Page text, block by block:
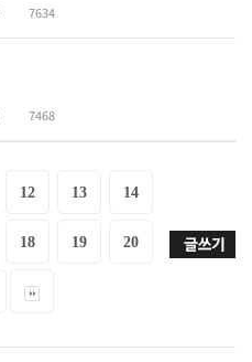
7634
7468
12 13 14
18 19 20